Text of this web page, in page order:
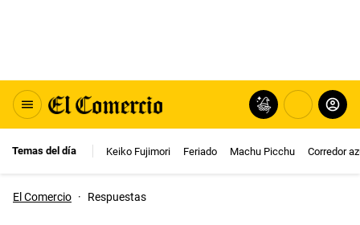
Temas del día Keiko Fujimori Feriado Machu Picchu Corredor
El Comercio · Respuestas